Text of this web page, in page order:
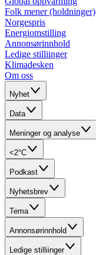
Folk mener (holdninger)
Norgespris
Energiomstilling
Annonsørinnhold
Ledige stilliinger
Klimadesken
Om oss
Nyhet
Data
Meninger og analyse
<2°C
Podkast
Nyhetsbrev
Tema
Annonsørinnhold
Ledige stilliinger